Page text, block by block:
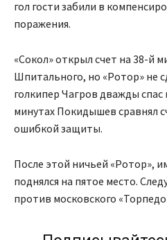
гол гости забили в
поражения.
«Сокол» открыл счет на 38-й
Шпитального, но «Ротор» не
голкипер Чагров дважды спас
минутах Покидышев сравнял
ошибкой защиты.
После этой ничьей «Ротор»,
поднялся на пятое место.
против московского